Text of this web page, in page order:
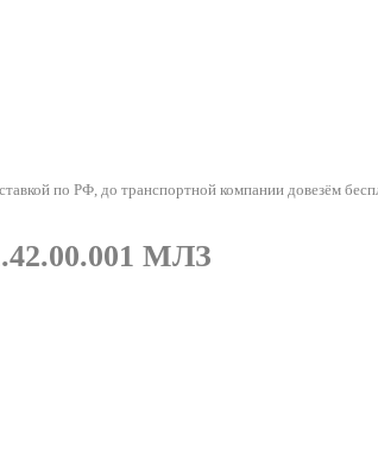
по РФ, до транспортной компании довезём
МЛЗ